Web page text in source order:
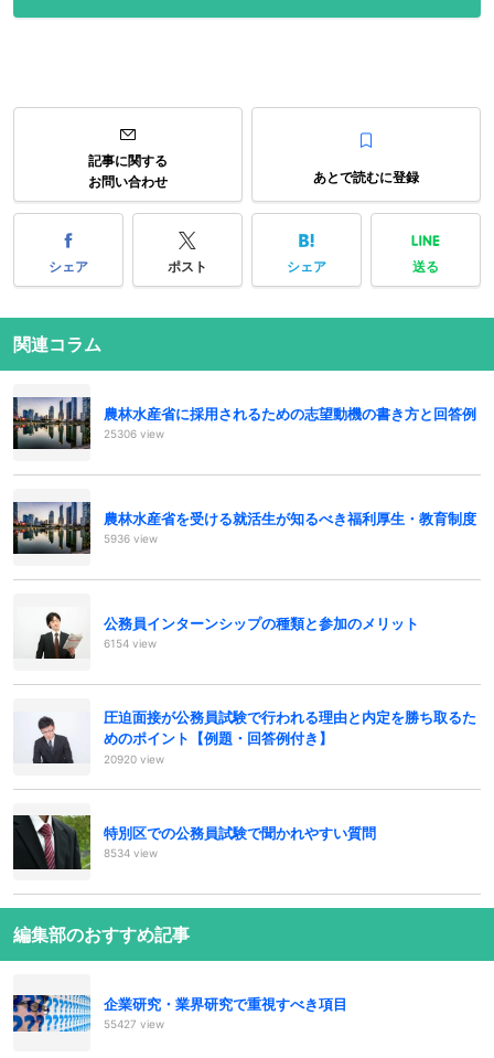
記事に関する
お問い合わせ
あとで読むに登録
シェア ポスト シェア 送る
関連コラム
農林水産省に採用されるための志望動機の書き方と回答例
25306 view
農林水産省を受ける就活生が知るべき福利厚生・教育制度
5936 view
公務員インターンシップの種類と参加のメリット
6154 view
圧迫面接が公務員試験で行われる理由と内定を勝ち取るた
めのポイント【例題・回答例付き】
20920 view
特別区での公務員試験で聞かれやすい質問
8534 view
編集部のおすすめ記事
企業研究・業界研究で重視すべき項目
55427 view